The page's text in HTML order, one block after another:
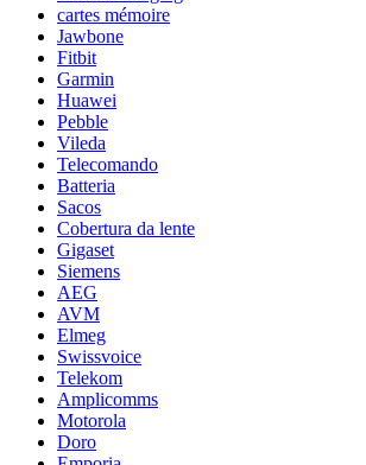
cartes mémoire
Jawbone
Fitbit
Garmin
Huawei
Pebble
Vileda
Telecomando
Batteria
Sacos
Cobertura da lente
Gigaset
Siemens
AEG
AVM
Elmeg
Swissvoice
Telekom
Amplicomms
Motorola
Doro